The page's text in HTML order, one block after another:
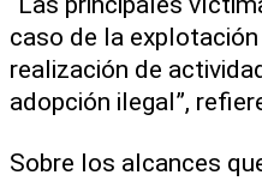
caso de la
realización de
adopción ilegal”,
Sobre los alcances